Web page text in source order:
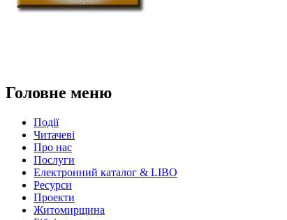
Головне меню
Події
Читачеві
Про нас
Послуги
Електронний каталог & LIBO
Ресурси
Проекти
Житомирщина